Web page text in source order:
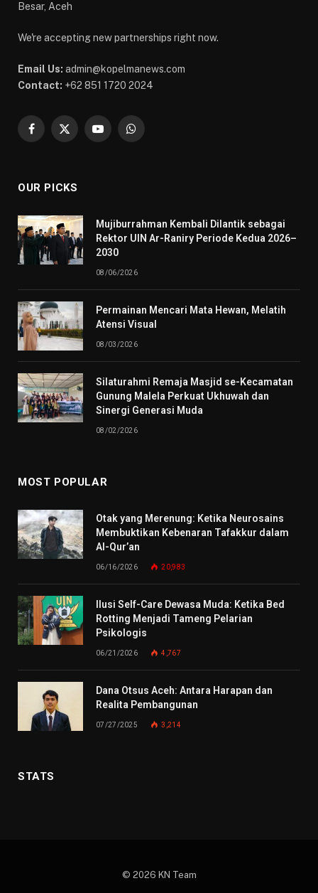
Besar, Aceh
We're accepting new partnerships right now.
Email Us: admin@kopelmanews.com
Contact: +62 851 1720 2024
Facebook
X
YouTubeWhatsApp
OUR PICKS
Mujiburrahman Kembali Dilantik sebagai
Rektor UIN Ar-Raniry Periode Kedua 2026–
2030
08/06/2026
Permainan Mencari Mata Hewan, Melatih
Atensi Visual
08/03/2026
Silaturahmi Remaja Masjid se-Kecamatan
Gunung Malela Perkuat Ukhuwah dan
Sinergi Generasi Muda
08/02/2026
MOST POPULAR
Otak yang Merenung: Ketika Neurosains
Membuktikan Kebenaran Tafakkur dalam
Al-Qur’an
06/16/2026 20,983
Ilusi Self-Care Dewasa Muda: Ketika Bed
Rotting Menjadi Tameng Pelarian
Psikologis
06/21/2026 4,767
Dana Otsus Aceh: Antara Harapan dan
Realita Pembangunan
07/27/2025 3,214
STATS
© 2026 KN Team